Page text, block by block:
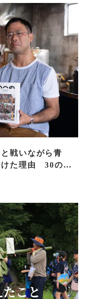
戦いながら青
けた理由 30の山